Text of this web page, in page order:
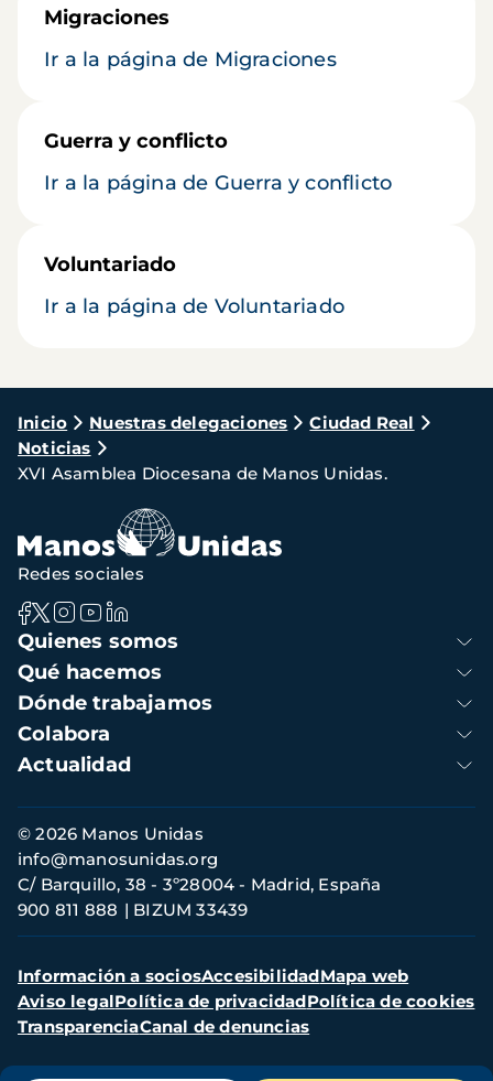
Migraciones
Ir a la página de Migraciones
Guerra y conflicto
Ir a la página de Guerra y conflicto
Voluntariado
Ir a la página de Voluntariado
Ruta
de
navegación
Inicio Nuestras delegaciones
Ciudad Real
Noticias
XVI Asamblea Diocesana de Manos Unidas.
Navegación
principal
Quienes somos
Qué hacemos
Dónde trabajamos
Colabora
Actualidad
Redes sociales
Información
de
contacto
© 2026 Manos Unidas
C/ Barquillo, 38 - 3º28004 - Madrid, España
900 811 888
BIZUM 33439
info@manosunidas.org
Menú
secundario
Información a sociosAccesibilidadMapa web
Aviso legalPolítica de privacidadPolítica de cookies
TransparenciaCanal de denuncias